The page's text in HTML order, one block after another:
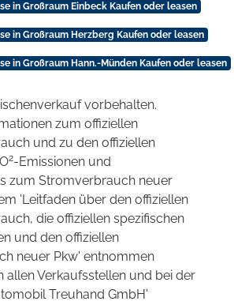
in Großraum Einbeck Kaufen oder leasen
in Großraum Herzberg Kaufen oder leasen
in Großraum Hann.-Münden Kaufen oder leasen
vorbehalten.
zum offiziellen
und zu den offiziellen
2-Emissionen und
zum Stromverbrauch neuer
'Leitfaden über den offiziellen
die offiziellen spezifischen
und den offiziellen
neuer Pkw' entnommen
allen Verkaufsstellen und bei der
Treuhand GmbH'